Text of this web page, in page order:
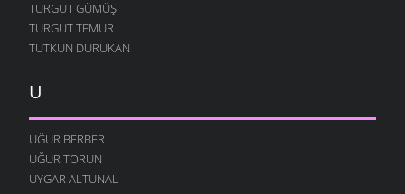
TURGUT GÜMÜŞ
TURGUT TEMUR
TUTKUN DURUKAN
U
UĞUR BERBER
UĞUR TORUN
UYGAR ALTUNAL